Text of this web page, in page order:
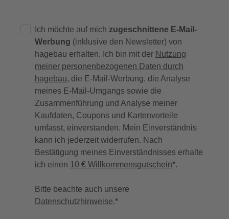
Ich möchte auf mich zugeschnittene E-Mail-
Werbung (inklusive den Newsletter) von
hagebau erhalten. Ich bin mit der Nutzung
meiner personenbezogenen Daten durch
hagebau, die E-Mail-Werbung, die Analyse
meines E-Mail-Umgangs sowie die
Zusammenführung und Analyse meiner
Kaufdaten, Coupons und Kartenvorteile
umfasst, einverstanden. Mein Einverständnis
kann ich jederzeit widerrufen. Nach
Bestätigung meines Einverständnisses erhalte
ich einen 10 € Willkommensgutschein*.
Bitte beachte auch unsere
Datenschutzhinweise.